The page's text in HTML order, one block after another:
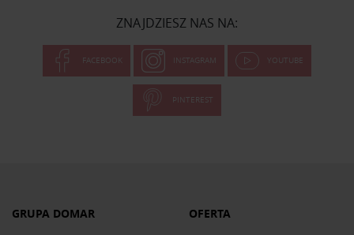
ZNAJDZIESZ NAS NA:
FACEBOOK INSTAGRAM YOUTUBE
PINTEREST
GRUPA DOMAR OFERTA